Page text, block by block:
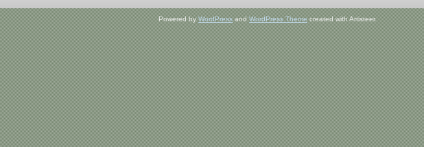
Powered byWordPressandWordPress Themecreated with Artisteer.